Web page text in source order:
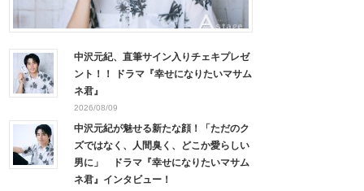
中沢元紀、直筆サイン入りチェキプレゼ
ント！！ ドラマ『幸せになりたいマサム
ネ君』
2026/08/09
中沢元紀が魅せる新たな顔！「ただのク
ズではなく、人間臭く、どこか愛らしい
男に」 ドラマ『幸せになりたいマサム
ネ君』インタビュー！